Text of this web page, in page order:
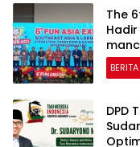
The
BERITA
DPD